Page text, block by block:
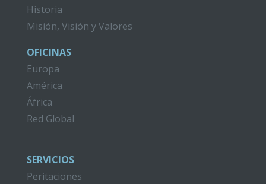
Historia
Misión, Visión y Valores
OFICINAS
Europa
América
África
Red Global
SERVICIOS
Peritaciones